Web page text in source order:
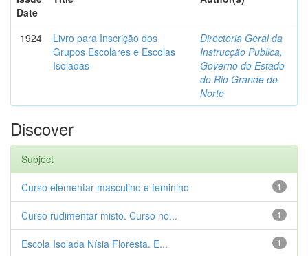
Date
1924
Livro para Inscrição dos
Grupos Escolares e Escolas
Isoladas
Directoria Geral da
Instrucção Publica,
Governo do Estado
do Rio Grande do
Norte
Discover
Subject
1
Curso elementar masculino e feminino
1
Curso rudimentar misto. Curso no...
1
Escola Isolada Nísia Floresta. E...